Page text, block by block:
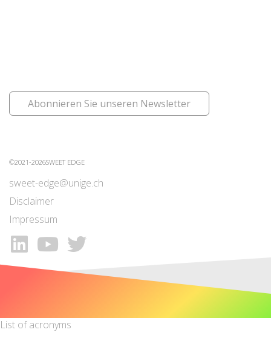
Abonnieren Sie unseren Newsletter
©2021-2026SWEET EDGE
sweet-edge@unige.ch
Disclaimer
Impressum
List of acronyms